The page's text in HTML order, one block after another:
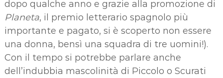
dopo qualche anno e grazie alla promozione di
Planeta, il premio letterario spagnolo più
importante e pagato, si è scoperto non essere
una donna, bensì una squadra di tre uomini!).
Con il tempo si potrebbe parlare anche
dell’indubbia mascolinità di Piccolo o Scurati